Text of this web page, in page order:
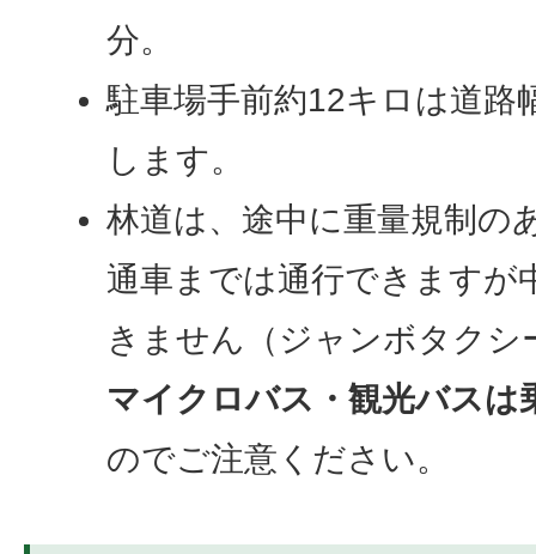
分。
駐車場手前約12キロは道路
します。
林道は、途中に重量規制の
通車までは通行できますが
きません（ジャンボタクシ
マイクロバス・観光バスは
のでご注意ください。